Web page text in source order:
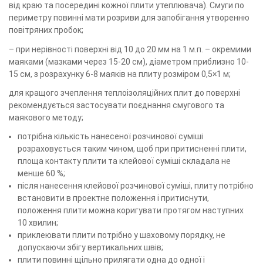
від краю та посередині кожної плити утеплювача). Смуги по
периметру повинні мати розриви для запобігання утворенню
повітряних пробок;
– при нерівності поверхні від 10 до 20 мм на 1 м.п. – окремими
маяками (мазками через 15-20 см), діаметром приблизно 10-
15 см, з розрахунку 6-8 маяків на плиту розміром 0,5×1 м;
для кращого зчеплення теплоізоляційних плит до поверхні
рекомендується застосувати поєднання смугового та
маякового методу;
потрібна кількість нанесеної розчинової суміші
розраховується таким чином, щоб при притисненні плити,
площа контакту плити та клейової суміші складала не
менше 60 %;
після нанесення клейової розчинової суміші, плиту потрібно
встановити в проектне положення і притиснути,
положення плити можна коригувати протягом наступних
10 хвилин;
приклеювати плити потрібно у шаховому порядку, не
допускаючи збігу вертикальних швів;
плити повинні щільно прилягати одна до одної і